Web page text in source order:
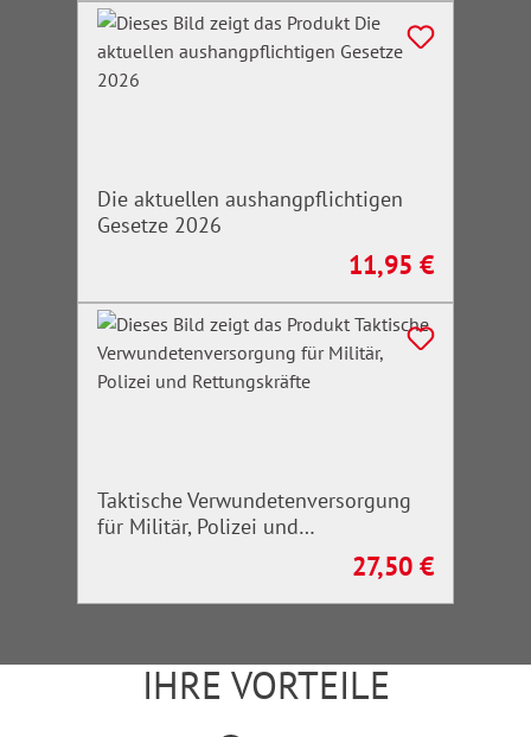
Die aktuellen aushangpflichtigen
Gesetze 2026
Regulärer Preis:
11,95 €
Taktische Verwundetenversorgung
für Militär, Polizei und
Regulärer Preis:
27,50 €
IHRE VORTEILE